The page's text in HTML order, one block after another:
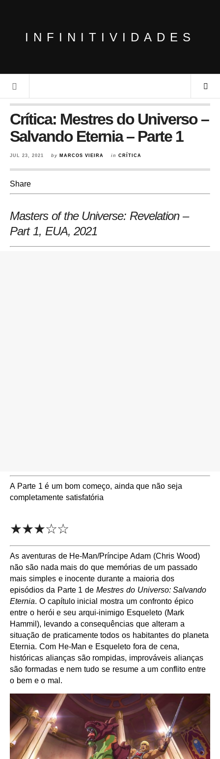
INFINITIVIDADES
Crítica: Mestres do Universo –
Salvando Eternia – Parte 1
JUL 23, 2021 by MARCOS VIEIRA in CRÍTICA
Share
Masters of the Universe: Revelation –
Part 1, EUA, 2021
A Parte 1 é um bom começo, ainda que não seja
completamente satisfatória
★★★☆☆
As aventuras de He-Man/Príncipe Adam (Chris Wood)
não são nada mais do que memórias de um passado
mais simples e inocente durante a maioria dos
episódios da Parte 1 deMestres do Universo: Salvando
Eternia. O capítulo inicial mostra um confronto épico
entre o herói e seu arqui-inimigo Esqueleto (Mark
Hammil), levando a consequências que alteram a
situação de praticamente todos os habitantes do planeta
Eternia. Com He-Man e Esqueleto fora de cena,
históricas alianças são rompidas, improváveis alianças
são formadas e nem tudo se resume a um conflito entre
o bem e o mal.